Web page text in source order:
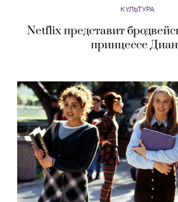
КУЛЬТУРА
Netflix представит
принцессе